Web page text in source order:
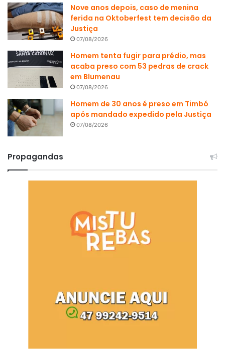
Nove anos depois, caso de menina
ferida na Oktoberfest tem decisão da
Justiça
07/08/2026
Homem tenta fugir para prédio, mas
acaba preso com 53 pedras de crack
em Blumenau
07/08/2026
Homem de 30 anos é preso em Timbó
após mandado expedido pela Justiça
07/08/2026
Propagandas